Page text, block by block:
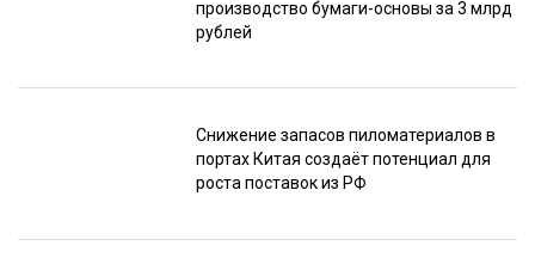
производство бумаги-основы за 3 млрд
рублей
Снижение запасов пиломатериалов в
портах Китая создаёт потенциал для
роста поставок из РФ